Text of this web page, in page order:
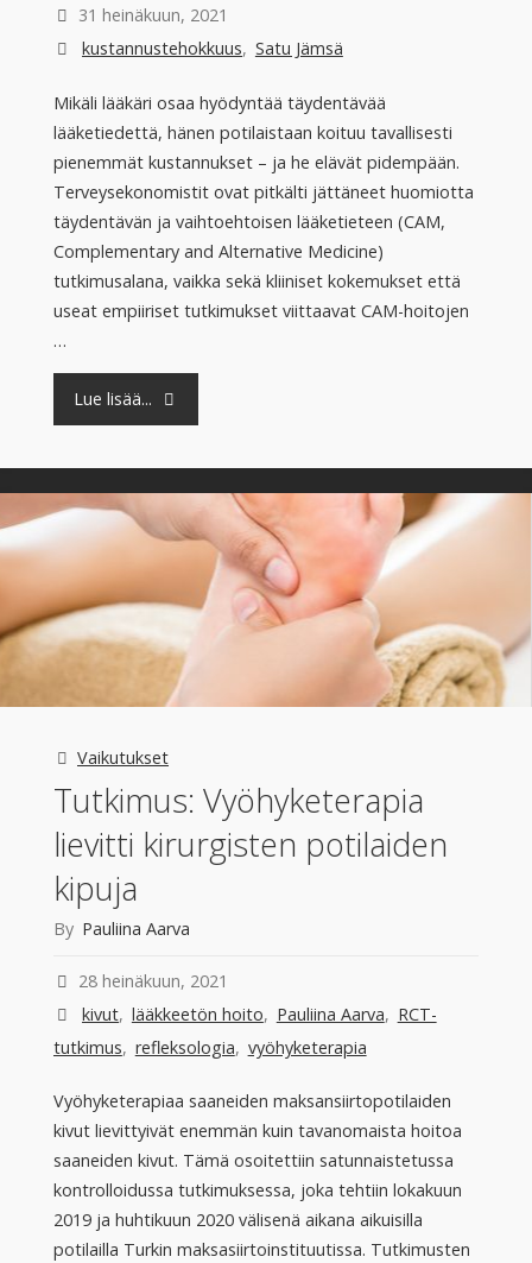
31 heinäkuun, 2021
kustannustehokkuus, Satu Jämsä
Mikäli lääkäri osaa hyödyntää täydentävää
lääketiedettä, hänen potilaistaan koituu tavallisesti
pienemmät kustannukset – ja he elävät pidempään.
Terveysekonomistit ovat pitkälti jättäneet huomiotta
täydentävän ja vaihtoehtoisen lääketieteen (CAM,
Complementary and Alternative Medicine)
tutkimusalana, vaikka sekä kliiniset kokemukset että
useat empiiriset tutkimukset viittaavat CAM-hoitojen
…
Lue lisää... "Pienemmät
täydentävää
lääketiedettä
hyödynnettäessä"
Vaikutukset
Tutkimus: Vyöhyketerapia
lievitti kirurgisten potilaiden
kipuja
By Pauliina Aarva
28 heinäkuun, 2021
kivut, lääkkeetön hoito, Pauliina Aarva, RCT-
tutkimus, refleksologia, vyöhyketerapia
Vyöhyketerapiaa saaneiden maksansiirtopotilaiden
kivut lievittyivät enemmän kuin tavanomaista hoitoa
saaneiden kivut. Tämä osoitettiin satunnaistetussa
kontrolloidussa tutkimuksessa, joka tehtiin lokakuun
2019 ja huhtikuun 2020 välisenä aikana aikuisilla
potilailla Turkin maksasiirtoinstituutissa. Tutkimusten